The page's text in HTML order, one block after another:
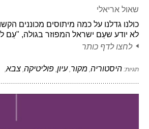
שאול אריאלי
כולנו גדלנו על כמה מיתוסים מכוננים
לא יודע שעַם ישראל המפוזר בגולה, "עַם
לחצו לדף כותר
תגיות: היסטוריה מקור ,עיון פוליטיקה צבא